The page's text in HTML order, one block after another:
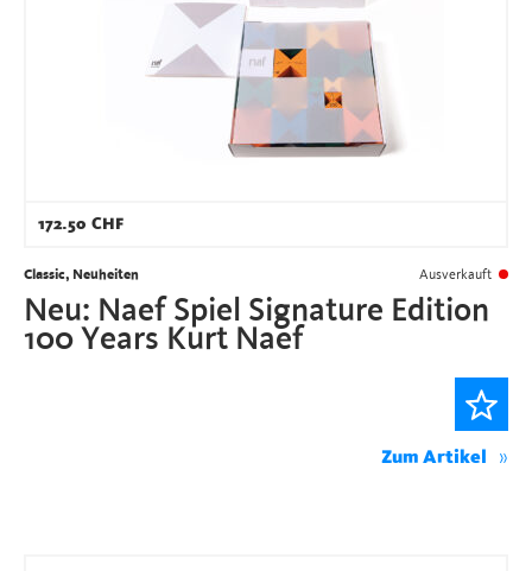
172.50 CHF
Classic, Neuheiten Ausverkauft
Neu: Naef Spiel Signature Edition
100 Years Kurt Naef
Zum Artikel